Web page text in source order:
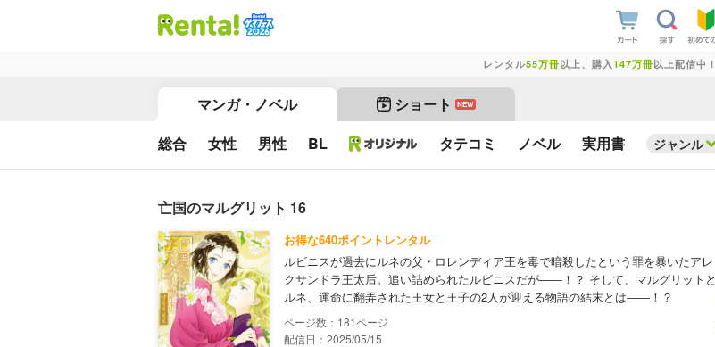
レンタル55万冊以上、購入 147万冊以上配信中！
マンガ・ノベル ショート NEW
総合 女性 男性 BL タテコミ ノベル 実用書 ジャンル
亡国のマルグリット 16
お得な640ポイントレンタル
ルビニスが過去にルネの父・ロレンディア王を毒で暗殺したという罪を暴いたアレ
クサンドラ王太后。追い詰められたルビニスだが――！？ そして、マルグリットと
ルネ、運命に翻弄された王女と王子の2人が迎える物語の結末とは――！？
181
配信日：2025/05/15